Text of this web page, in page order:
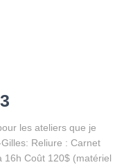
les ateliers que je
Reliure : Carnet
16h Coût 120$ (matériel